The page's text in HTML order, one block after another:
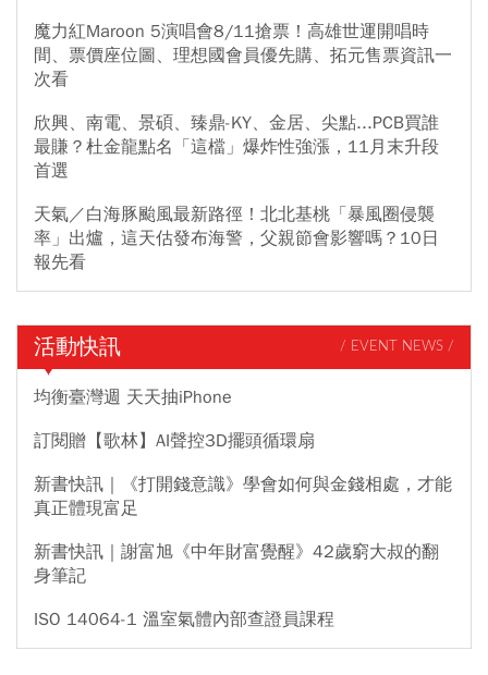
魔力紅Maroon 5演唱會8/11搶票！高雄世運開唱時
間、票價座位圖、理想國會員優先購、拓元售票資訊一
次看
欣興、南電、景碩、臻鼎-KY、金居、尖點...PCB買誰
最賺？杜金龍點名「這檔」爆炸性強漲，11月末升段
首選
天氣／白海豚颱風最新路徑！北北基桃「暴風圈侵襲
率」出爐，這天估發布海警，父親節會影響嗎？10日
報先看
活動快訊 / EVENT NEWS /
均衡臺灣週 天天抽iPhone
訂閱贈【歌林】AI聲控3D擺頭循環扇
新書快訊｜《打開錢意識》學會如何與金錢相處，才能
真正體現富足
新書快訊｜謝富旭《中年財富覺醒》42歲窮大叔的翻
身筆記
ISO 14064-1 溫室氣體內部查證員課程